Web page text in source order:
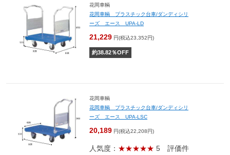
花岡車輌
花岡車輌 プラスチック台車/ダンディシリ
ーズ エース UPA-LD
21,229 円(税込23,352円)
約38.82％OFF
花岡車輌
花岡車輌 プラスチック台車/ダンディシリ
ーズ エース UPA-LSC
20,189 円(税込22,208円)
人気度： ★★★★★ 5 評価件